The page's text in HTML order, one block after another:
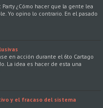
¿Cómo hacer que la gente lea
Yo opino lo contrario. En el pasado
en acción durante el 6to Cartago
La idea es hacer de esta una
y el fracaso del sistema